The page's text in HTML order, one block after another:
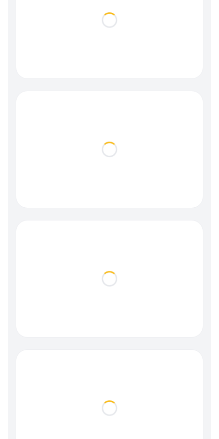
Loading...
Loading...
Loading...
Loading...